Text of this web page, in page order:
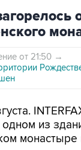
от 21:50 →
из